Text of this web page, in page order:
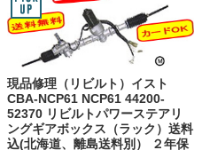
現品修理（リビルト）イスト
CBA-NCP61 NCP61 44200-
52370 リビルトパワーステアリ
ングギアボックス（ラック）送料
込(北海道、離島送料別） ２年保